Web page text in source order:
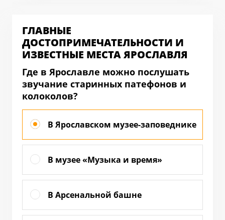
ГЛАВНЫЕ
ДОСТОПРИМЕЧАТЕЛЬНОСТИ И
ИЗВЕСТНЫЕ МЕСТА ЯРОСЛАВЛЯ
Где в Ярославле можно послушать
звучание старинных патефонов и
колоколов?
В Ярославском музее-заповеднике
В музее «Музыка и время»
В Арсенальной башне